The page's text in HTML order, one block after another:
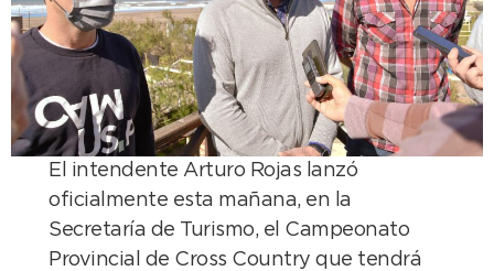
El intendente Arturo Rojas lanzó
oficialmente esta mañana, en la
Secretaría de Turismo, el Campeonato
Provincial de Cross Country que tendrá